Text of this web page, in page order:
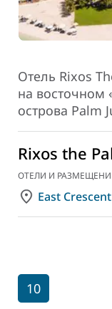
Отель Rixos
на восточном
острова Palm
Rixos the
ОТЕЛИ И
East
10